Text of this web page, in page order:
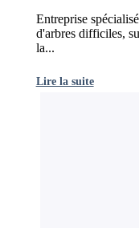
Entreprise
d'arbres difficiles,
la...
Lire la suite